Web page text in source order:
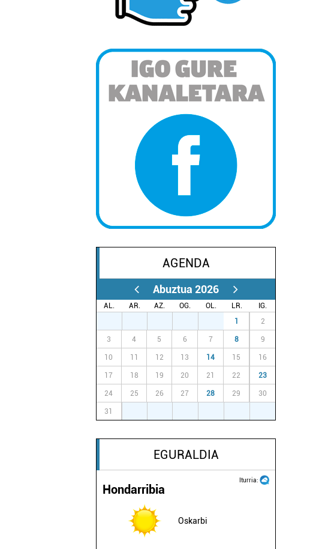
AGENDA
Abuztua 2026
AL. AR. AZ. OG. OL. LR.
IG.
1 2
3 4 5 6 7 8 9
10 11 12 13 14 15 16
17 18 19 20 21 22 23
24 25 26 27 28 29 30
31
EGURALDIA
Iturria:
Hondarribia
Oskarbi